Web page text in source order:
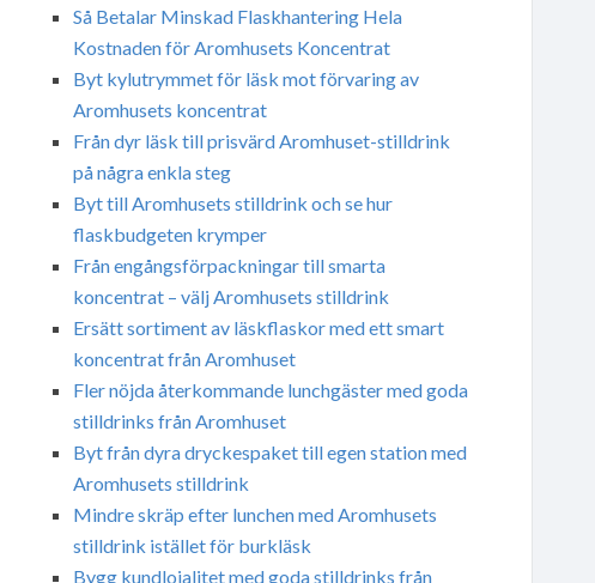
Så Betalar Minskad Flaskhantering Hela
Kostnaden för Aromhusets Koncentrat
Byt kylutrymmet för läsk mot förvaring av
Aromhusets koncentrat
Från dyr läsk till prisvärd Aromhuset-stilldrink
på några enkla steg
Byt till Aromhusets stilldrink och se hur
flaskbudgeten krymper
Från engångsförpackningar till smarta
koncentrat – välj Aromhusets stilldrink
Ersätt sortiment av läskflaskor med ett smart
koncentrat från Aromhuset
Fler nöjda återkommande lunchgäster med goda
stilldrinks från Aromhuset
Byt från dyra dryckespaket till egen station med
Aromhusets stilldrink
Mindre skräp efter lunchen med Aromhusets
stilldrink istället för burkläsk
Bygg kundlojalitet med goda stilldrinks från